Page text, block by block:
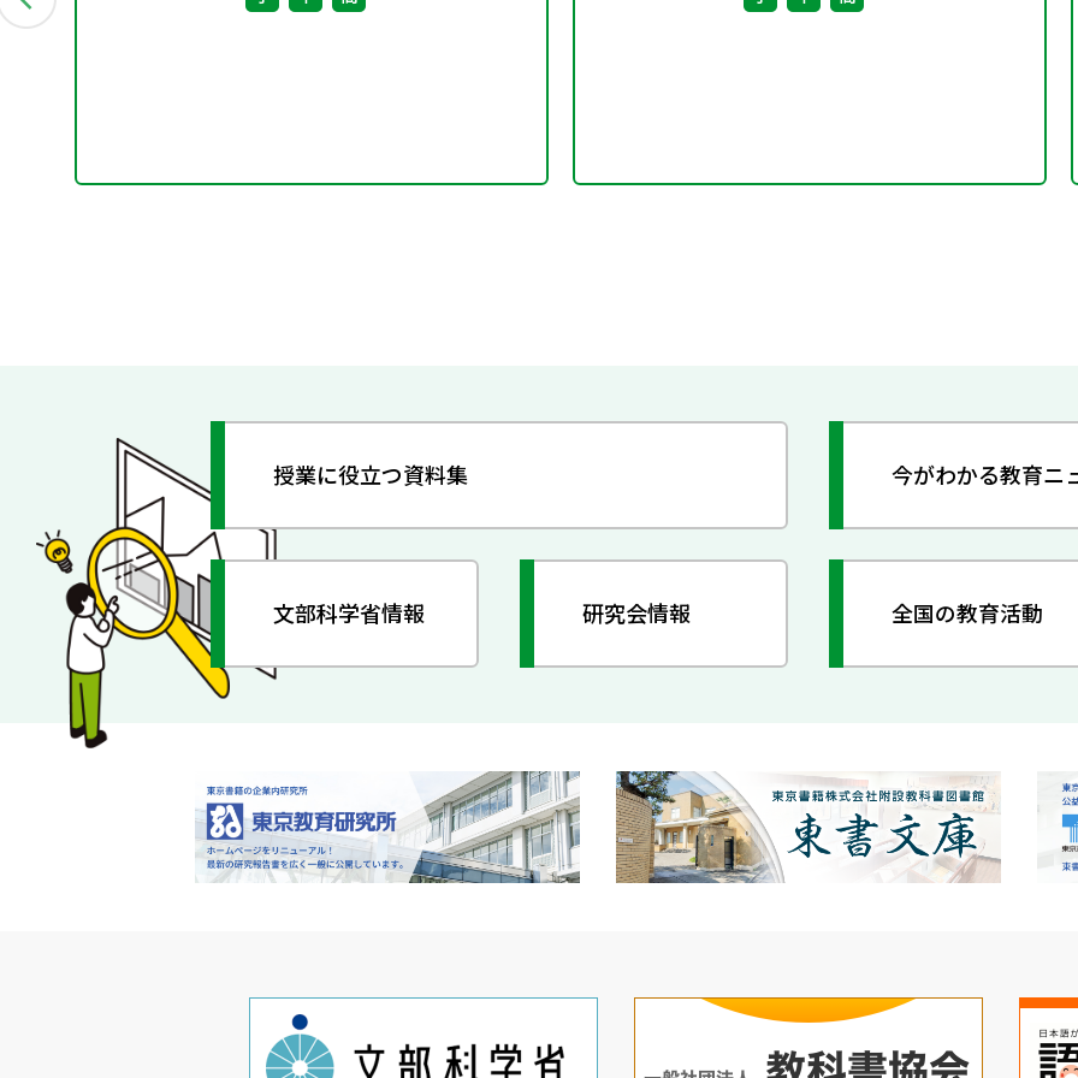
授業に役立つ資料集 今がわかる教育ニ
文部科学省情報 研究会情報 全国の教育活動